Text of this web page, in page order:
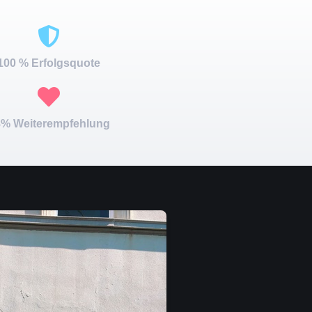
% Erfolgsquote
Weiterempfehlung